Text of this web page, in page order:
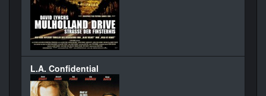
L.A. Confidential